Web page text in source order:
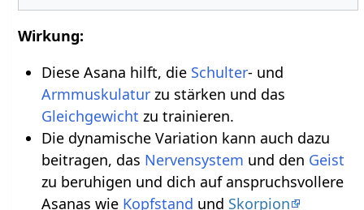
Wirkung:
Diese Asana hilft, die Schulter- und
Armmuskulaturzu stärken und das
Gleichgewicht zu trainieren.
Die dynamische Variation kann auch dazu
beitragen, das Nervensystem und den Geist
zu beruhigen und dich auf anspruchsvollere
Asanas wie Kopfstand und Skorpion